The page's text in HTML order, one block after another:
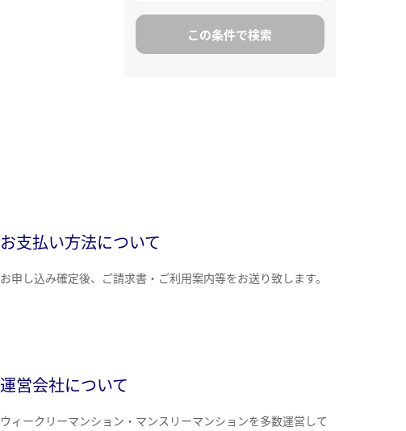
お支払い方法について
お申し込み確定後、ご請求書・ご利用案内等をお送り致します。
運営会社について
ウィークリーマンション・マンスリーマンションを多数運営して